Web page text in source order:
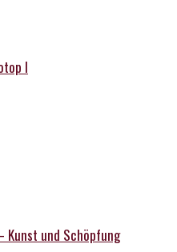
I
Kunst und Schöpfung